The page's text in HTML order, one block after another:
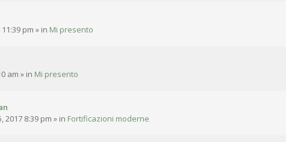
pm » in Mi presento
am » in Mi presento
2017 8:39 pm » in Fortificazioni moderne